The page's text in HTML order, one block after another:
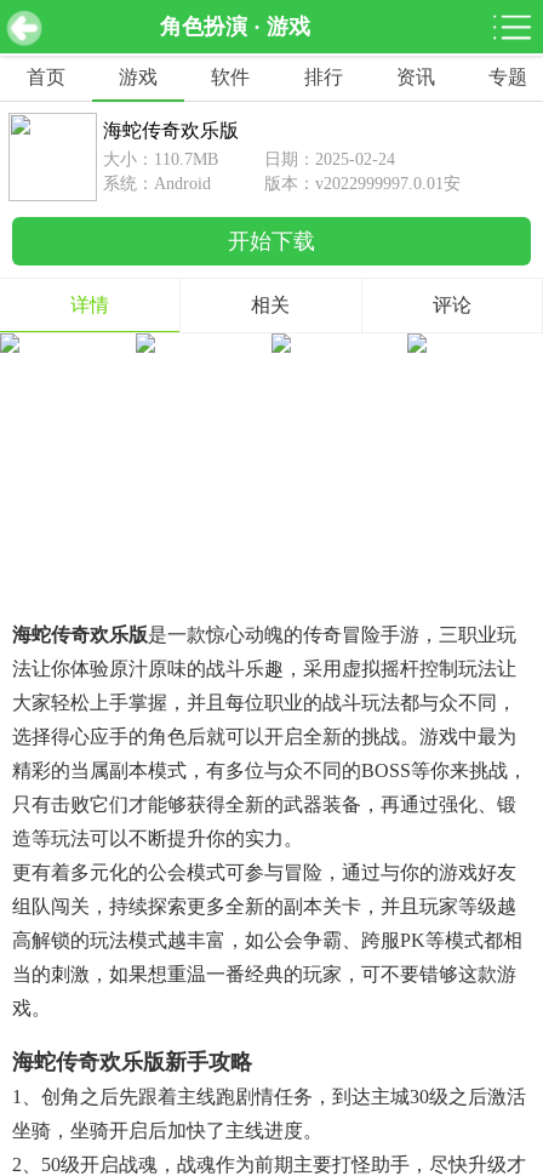
角色扮演 · 游戏
网游分类 软件分类
休闲益智
462款游戏
赛车竞速
122款游戏
43款游戏
1642款游戏
动作射击
351款游戏
69款游戏
经营养成
策略塔防
冒险解谜
首页 游戏 软件 排行 资讯 专题
海蛇传奇欢乐版 v2022999997.0.01安卓版 下载
海蛇传奇欢乐版
大小：110.7MB
日期：2025-02-24
系统：Android
版本：v2022999997.0.01安
开始下载
详情 相关 评论
海蛇传奇欢乐版是一款惊心动魄的传奇冒险手游，三职业玩
法让你体验原汁原味的战斗乐趣，采用虚拟摇杆控制玩法让
大家轻松上手掌握，并且每位职业的战斗玩法都与众不同，
选择得心应手的角色后就可以开启全新的挑战。游戏中最为
精彩的当属副本模式，有多位与众不同的BOSS等你来挑战，
只有击败它们才能够获得全新的武器装备，再通过强化、锻
造等玩法可以不断提升你的实力。
更有着多元化的公会模式可参与冒险，通过与你的游戏好友
组队闯关，持续探索更多全新的副本关卡，并且玩家等级越
高解锁的玩法模式越丰富，如公会争霸、跨服PK等模式都相
当的刺激，如果想重温一番经典的玩家，可不要错够这款游
戏。
海蛇传奇欢乐版新手攻略
1、创角之后先跟着主线跑剧情任务，到达主城30级之后激活
坐骑，坐骑开启后加快了主线进度。
2、50级开启战魂，战魂作为前期主要打怪助手，尽快升级才